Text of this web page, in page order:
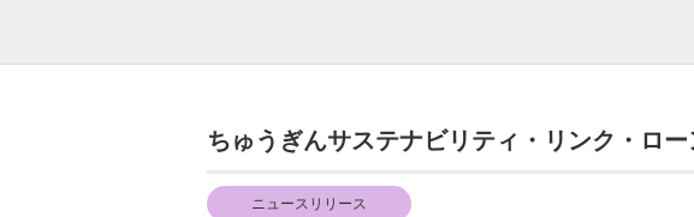
ちゅうぎんサステナビリティ・リンク・ロー
ニュースリリース